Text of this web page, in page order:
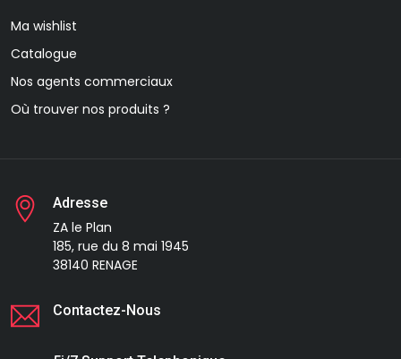
Ma wishlist
Catalogue
Nos agents commerciaux
Où trouver nos produits ?
Adresse
ZA le Plan
185, rue du 8 mai 1945
38140 RENAGE
Contactez-Nous